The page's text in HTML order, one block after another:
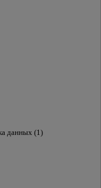
данных (1)